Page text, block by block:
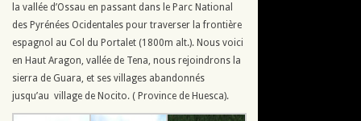
la vallée d’Ossau en passant dans le Parc National
des Pyrénées Ocidentales pour traverser la frontière
espagnol au Col du Portalet (1800m alt.). Nous voici
en Haut Aragon, vallée de Tena, nous rejoindrons la
sierra de Guara, et ses villages abandonnés
jusqu’au village de Nocito. ( Province de Huesca).